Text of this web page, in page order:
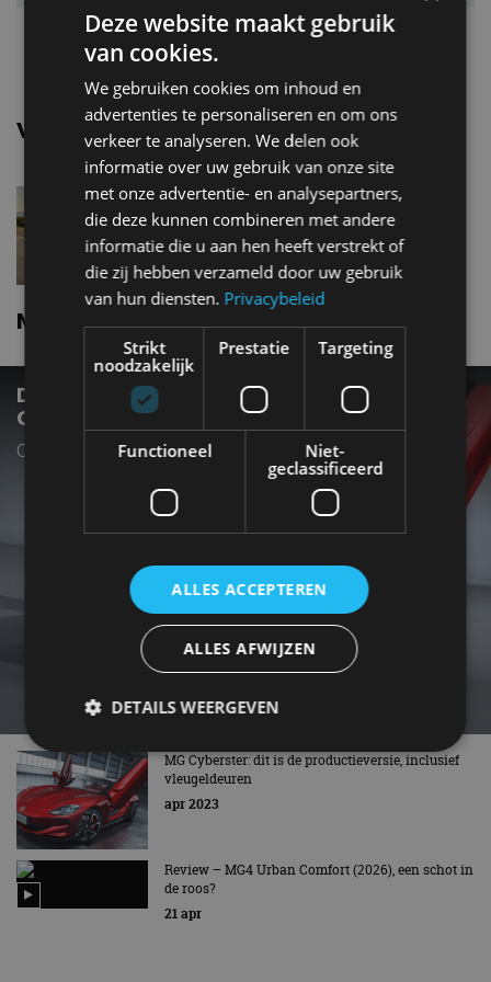
Topsnelheid 200 km/u
Vergelijkbare uitvoeringen
Mg CybersterTrophy
Mg Cyberster nieuws
DIT MOET JE BETALEN VOOR EEN MG
CYBERSTER
Ook verkrijgbaar met rode softtop
MG Cyberster: dit is de productieversie, inclusief
vleugeldeuren
apr 2023
Review – MG4 Urban Comfort (2026), een schot in
de roos?
21 apr
Deze website maakt gebruik
van cookies.
We gebruiken cookies om inhoud en
advertenties te personaliseren en om ons
verkeer te analyseren. We delen ook
informatie over uw gebruik van onze site
met onze advertentie- en analysepartners,
die deze kunnen combineren met andere
informatie die u aan hen heeft verstrekt of
die zij hebben verzameld door uw gebruik
van hun diensten. Privacybeleid
Strikt
noodzakelijk
Prestatie Targeting
Functioneel
Niet-
geclassificeerd
ALLES ACCEPTEREN
ALLES AFWIJZEN
DETAILS WEERGEVEN
Strikt noodzakelijk
Functioneel
Strikt noodzakelijke cookies maken de
kernfunctionaliteiten van de website mogelijk, zoals
website kan niet goed worden gebruikt zonder de